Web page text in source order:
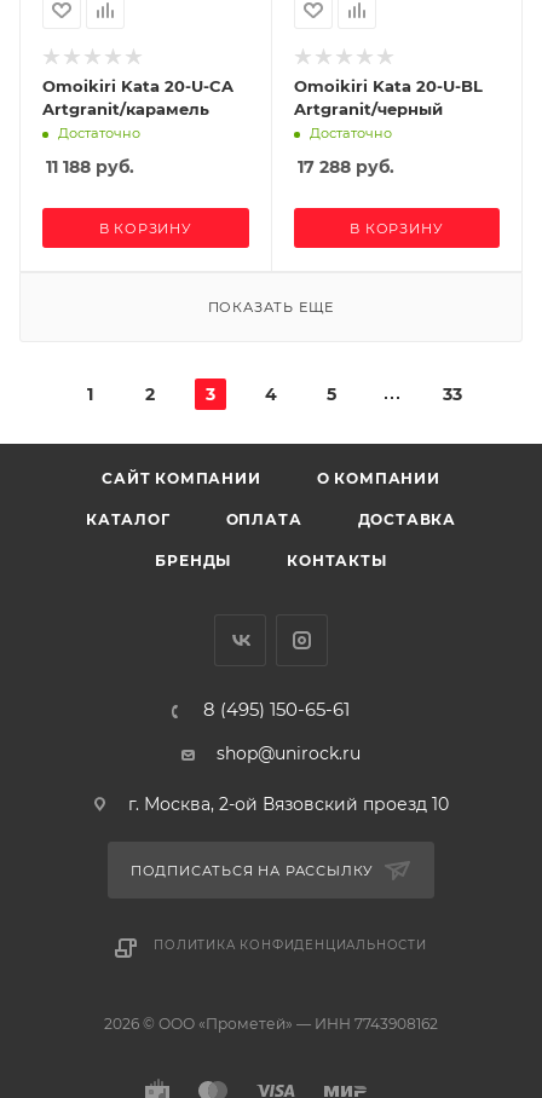
Omoikiri Kata 20-U-CA
Artgranit/карамель
Достаточно
11 188 руб.
В КОРЗИНУ
Omoikiri Kata 20-U-BL
Artgranit/черный
Достаточно
17 288руб.
В КОРЗИНУ
ПОКАЗАТЬ ЕЩЕ
1 2 3 4 5 33
САЙТ КОМПАНИИ О КОМПАНИИ
КАТАЛОГ ОПЛАТА ДОСТАВКА
БРЕНДЫ КОНТАКТЫ
8 (495) 150-65-61
shop@unirock.ru
г. Москва, 2-ой Вязовский проезд 10
ПОДПИСАТЬСЯ НА РАССЫЛКУ
ПОЛИТИКА КОНФИДЕНЦИАЛЬНОСТИ
2026 © ООО «Прометей» — ИНН 7743908162